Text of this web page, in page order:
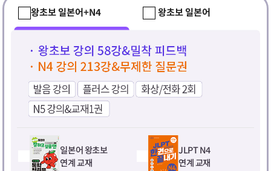
왕초보 일본어+N4 왕초보 일본어
일본어 왕초보
연계 교재
JLPT N4
연계 교재